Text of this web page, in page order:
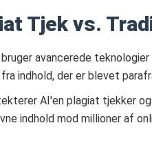
Tjek vs.
bruger avancerede
indhold, der er blevet
AI'en plagiat tjekker
indhold mod millioner af